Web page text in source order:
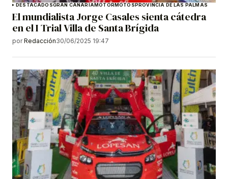
DESTACADOSGRAN CANARIAMOTOR MOTOS PROVINCIA DE LAS PALMAS
El mundialista Jorge Casales sienta cátedra
en el I Trial Villa de Santa Brígida
por Redacción30/06/2025 19:47